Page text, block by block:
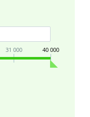
31 000 40 000